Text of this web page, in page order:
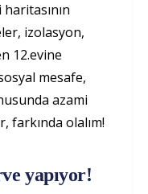
izolasyon,
12.evine
mesafe,
azami
olalım!
yapıyor!